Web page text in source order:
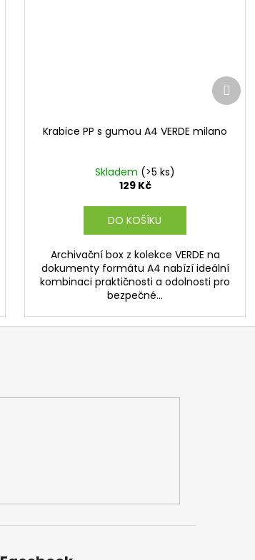
Krabice PP s gumou A4 VERDE milano
Skladem (>5 ks)
129 Kč
DO KOŠÍKU
Archivační box z kolekce VERDE na
dokumenty formátu A4 nabízí ideální
kombinaci praktičnosti a odolnosti pro
bezpečné...
Další